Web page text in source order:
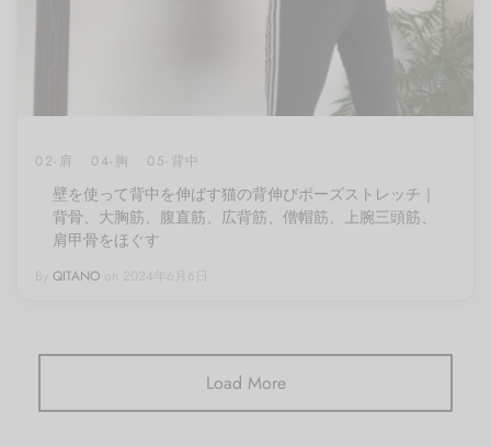
02-肩 04-胸 05-背中
壁を使って背中を伸ばす猫の背伸びポーズストレッチ｜
背骨、大胸筋、腹直筋、広背筋、僧帽筋、上腕三頭筋、
肩甲骨をほぐす
QITANO
Load More